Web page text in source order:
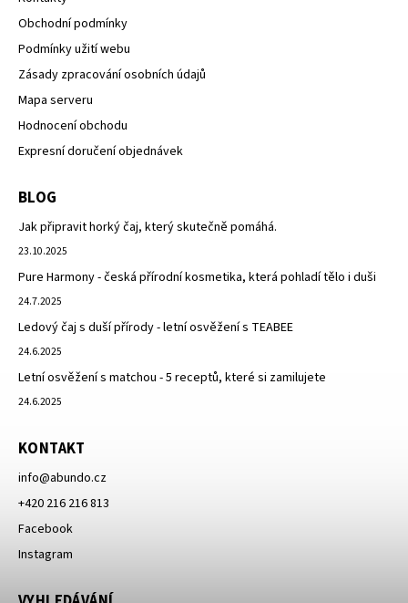
Obchodní podmínky
Podmínky užití webu
Zásady zpracování osobních údajů
Mapa serveru
Hodnocení obchodu
Expresní doručení objednávek
BLOG
Jak připravit horký čaj, který skutečně pomáhá.
23.10.2025
Pure Harmony - česká přírodní kosmetika, která pohladí tělo i duši
24.7.2025
Ledový čaj s duší přírody - letní osvěžení s TEABEE
24.6.2025
Letní osvěžení s matchou - 5 receptů, které si zamilujete
24.6.2025
KONTAKT
info@abundo.cz
+420 216 216 813
Facebook
Instagram